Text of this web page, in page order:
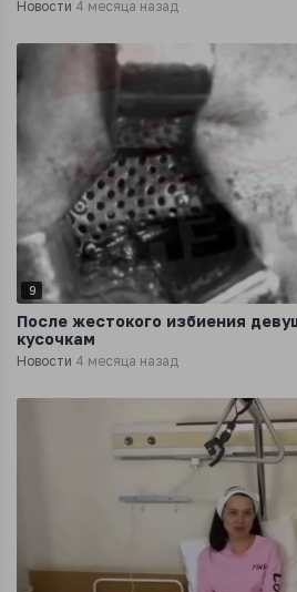
Новости 4 месяца назад
9
После жестокого избиения
кусочкам
Новости 4 месяца назад